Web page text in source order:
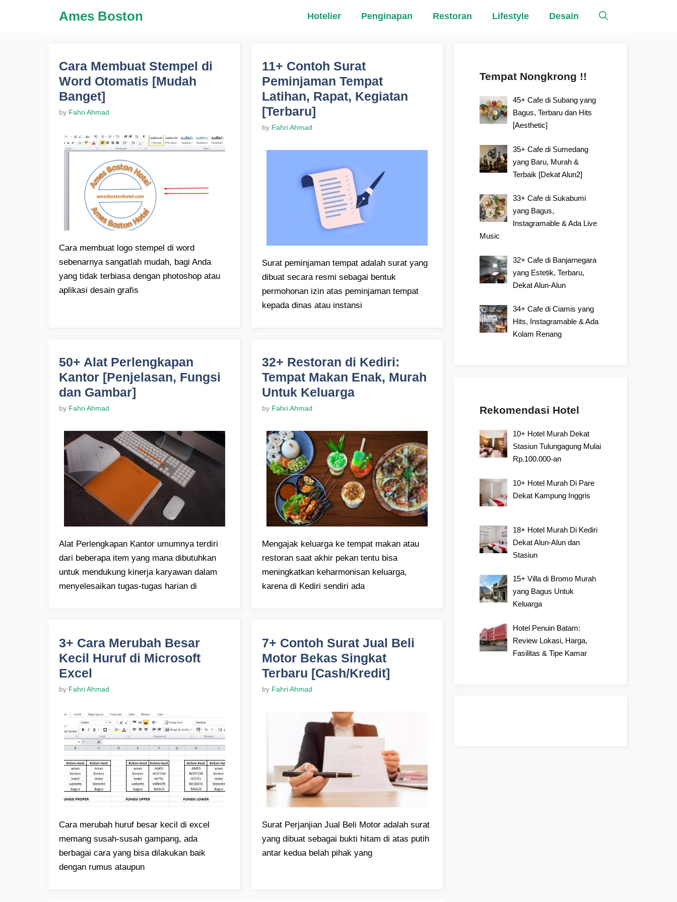
Ames Boston Hotelier Penginapan Restoran Lifestyle Desain
Cara Membuat Stempel di
Word Otomatis [Mudah
Banget]
by Fahri Ahmad
Cara membuat logo stempel di word
sebenarnya sangatlah mudah, bagi Anda
yang tidak terbiasa dengan photoshop atau
aplikasi desain grafis
11+ Contoh Surat
Peminjaman Tempat
Latihan, Rapat, Kegiatan
[Terbaru]
by Fahri Ahmad
Surat peminjaman tempat adalah surat yang
dibuat secara resmi sebagai bentuk
permohonan izin atas peminjaman tempat
kepada dinas atau instansi
50+ Alat Perlengkapan
Kantor [Penjelasan, Fungsi
dan Gambar]
by Fahri Ahmad
Alat Perlengkapan Kantor umumnya terdiri
dari beberapa item yang mana dibutuhkan
untuk mendukung kinerja karyawan dalam
menyelesaikan tugas-tugas harian di
32+ Restoran di Kediri:
Tempat Makan Enak, Murah
Untuk Keluarga
by Fahri Ahmad
Mengajak keluarga ke tempat makan atau
restoran saat akhir pekan tentu bisa
meningkatkan keharmonisan keluarga,
karena di Kediri sendiri ada
3+ Cara Merubah Besar
Kecil Huruf di Microsoft
Excel
by Fahri Ahmad
Cara merubah huruf besar kecil di excel
memang susah-susah gampang, ada
berbagai cara yang bisa dilakukan baik
dengan rumus ataupun
7+ Contoh Surat Jual Beli
Motor Bekas Singkat
Terbaru [Cash/Kredit]
by Fahri Ahmad
Surat Perjanjian Jual Beli Motor adalah surat
yang dibuat sebagai bukti hitam di atas putih
antar kedua belah pihak yang
Tempat Nongkrong !!
45+ Cafe di Subang yang
Bagus, Terbaru dan Hits
[Aesthetic]
35+ Cafe di Sumedang
yang Baru, Murah &
Terbaik [Dekat Alun2]
33+ Cafe di Sukabumi
yang Bagus,
Instagramable & Ada Live
Music
32+ Cafe di Banjarnegara
yang Estetik, Terbaru,
Dekat Alun-Alun
34+ Cafe di Ciamis yang
Hits, Instagramable & Ada
Kolam Renang
Rekomendasi Hotel
10+ Hotel Murah Dekat
Stasiun Tulungagung Mulai
Rp.100.000-an
10+ Hotel Murah Di Pare
Dekat Kampung Inggris
18+ Hotel Murah Di Kediri
Dekat Alun-Alun dan
Stasiun
15+ Villa di Bromo Murah
yang Bagus Untuk
Keluarga
Hotel Penuin Batam:
Review Lokasi, Harga,
Fasilitas & Tipe Kamar